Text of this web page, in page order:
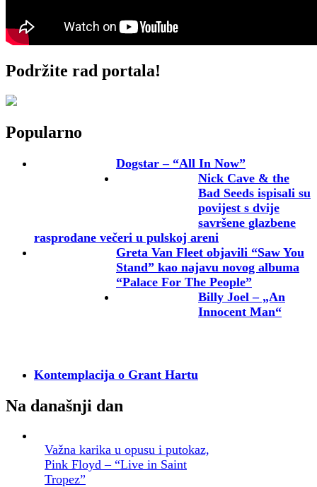
Podržite rad portala!
Popularno
Dogstar – “All In Now”
Nick Cave & the
Bad Seeds ispisali su
povijest s dvije
savršene glazbene
rasprodane večeri u pulskoj areni
Greta Van Fleet objavili “Saw You
Stand” kao najavu novog albuma
“Palace For The People”
Billy Joel – „An
Innocent Man“
Kontemplacija o Grant Hartu
Na današnji dan
Važna karika u opusu i putokaz,
Pink Floyd – “Live in Saint
Tropez”